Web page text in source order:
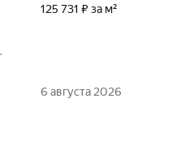
125 731 ₽ за м²
6 августа 2026